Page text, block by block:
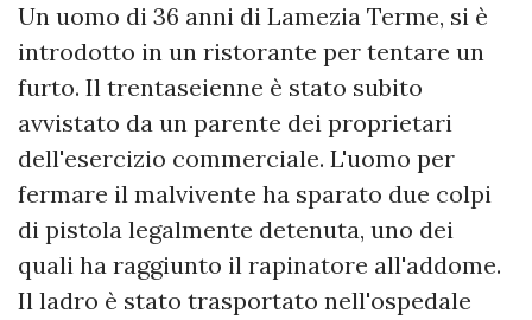
Un uomo di 36 anni di Lamezia Terme, si è
introdotto in un ristorante per tentare un
furto. Il trentaseienne è stato subito
avvistato da un parente dei proprietari
dell'esercizio commerciale. L'uomo per
fermare il malvivente ha sparato due colpi
di pistola legalmente detenuta, uno dei
quali ha raggiunto il rapinatore all'addome.
Il ladro è stato trasportato nell'ospedale